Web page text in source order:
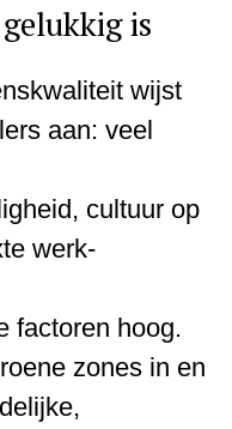
is
wijst
aan: veel
cultuur op
werk-
factoren hoog.
zones in en